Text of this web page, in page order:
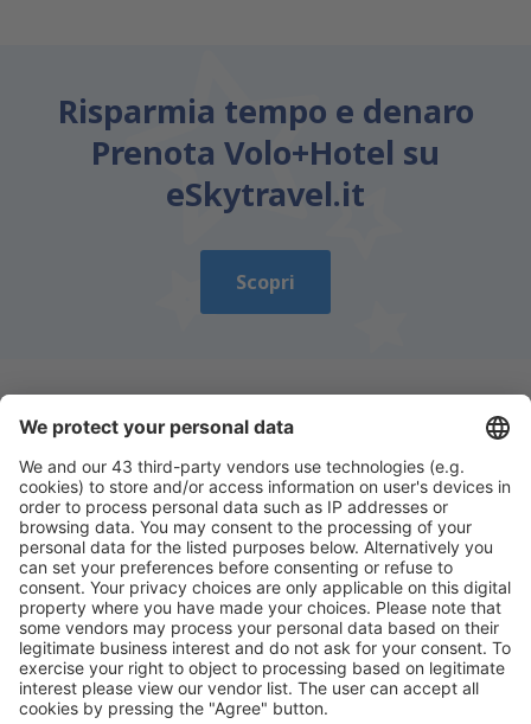
Risparmia tempo e denaro
Prenota Volo+Hotel su
eSkytravel.it
Scopri
Scarica la nostra appe programma
comodamente i tuoi viaggi